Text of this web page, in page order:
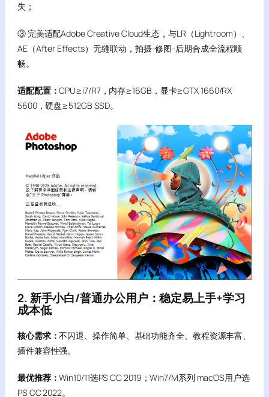
失；
③ 完美适配Adobe Creative Cloud生态，与LR（Lightroom）、
AE（After Effects）无缝联动，拍摄-修图-后期合成全流程顺
畅。
适配配置：CPU≥i7/R7，内存≥16GB，显卡≥GTX 1660/RX
5600，硬盘≥512GB SSD。
2. 新手小白/普通办公用户：稳定易上手+学习
成本低
核心需求：不闪退、操作简单、基础功能齐全、教程资源丰富、
插件兼容性强。
最优推荐：Win10/11选PS CC 2019；Win7/M系列 macOS用户选
PS CC 2022。